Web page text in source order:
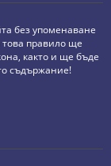
без упоменаване
това правило ще
както и ще бъде
съдържание!